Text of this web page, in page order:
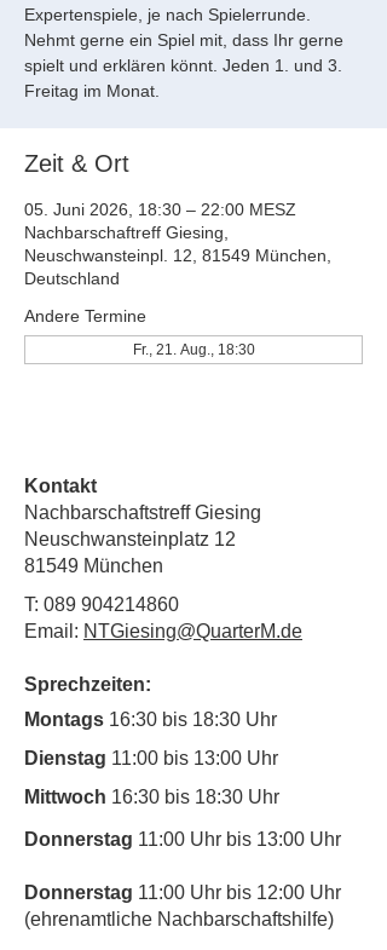
Expertenspiele, je nach Spielerrunde.
Nehmt gerne ein Spiel mit, dass Ihr gerne
spielt und erklären könnt. Jeden 1. und 3.
Freitag im Monat.
Zeit & Ort
05. Juni 2026, 18:30 – 22:00 MESZ
Nachbarschaftreff Giesing,
Neuschwansteinpl. 12, 81549 München,
Deutschland
Andere Termine
Fr., 21. Aug., 18:30
Kontakt
Nachbarschaftstreff Giesing
Neuschwansteinplatz 12
81549 München
T: 089 904214860
Email: NTGiesing@QuarterM.de
Sprechzeiten:
Montags 16:30 bis 18:30 Uhr
Dienstag 11:00 bis 13:00 Uhr
Mittwoch 16:30 bis 18:30 Uhr
Donnerstag 11:00 Uhr bis 13:00 Uhr
Donnerstag 11:00 Uhr bis 12:00 Uhr
(ehrenamtliche Nachbarschaftshilfe)